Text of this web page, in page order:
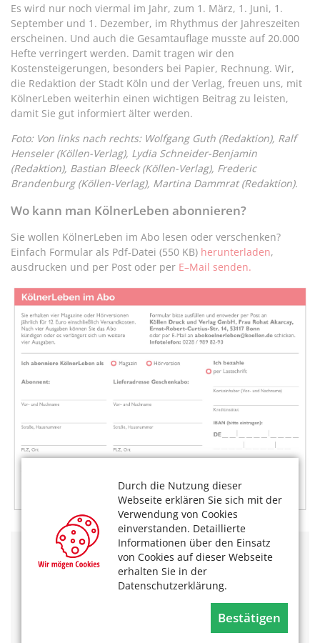
Durch die Nutzung dieser
Webseite erklären Sie sich mit der
Verwendung von Cookies
einverstanden. Detaillierte
Informationen über den Einsatz
von Cookies auf dieser Webseite
erhalten Sie in der
Datenschutzerklärung.
Bestätigen
Es wird nur noch viermal im Jahr, zum 1. März, 1. Juni, 1.
September und 1. Dezember, im Rhythmus der Jahreszeiten
erscheinen. Und auch die Gesamtauflage musste auf 20.000
Hefte verringert werden. Damit tragen wir den
Kostensteigerungen, besonders bei Papier, Rechnung. Wir,
die Redaktion der Stadt Köln und der Verlag, freuen uns, mit
KölnerLeben weiterhin einen wichtigen Beitrag zu leisten,
damit Sie gut informiert älter werden.
Foto: Von links nach rechts: Wolfgang Guth (Redaktion), Ralf
Henseler (Köllen-Verlag), Lydia Schneider-Benjamin
(Redaktion), Bastian Bleeck (Köllen-Verlag), Frederic
Brandenburg (Köllen-Verlag), Martina Dammrat (Redaktion).
Wo kann man KölnerLeben abonnieren?
Sie wollen KölnerLeben im Abo lesen oder verschenken?
Einfach Formular als Pdf-Datei (550 KB) herunterladen,
ausdrucken und per Post oder per E–Mail senden.
Lesen SieKölnerLeben-Ausgaben im Archiv und als
Hörversion.
Im Heft und im Online-Magazin finden Sie
Veranstaltungstermine.
Lesen Sie den Sonderbericht anlässlich des